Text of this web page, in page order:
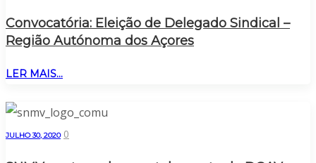
Convocatória: Eleição de Delegado Sindical –
Região Autónoma dos Açores
LER MAIS...
JULHO 30, 2020 0